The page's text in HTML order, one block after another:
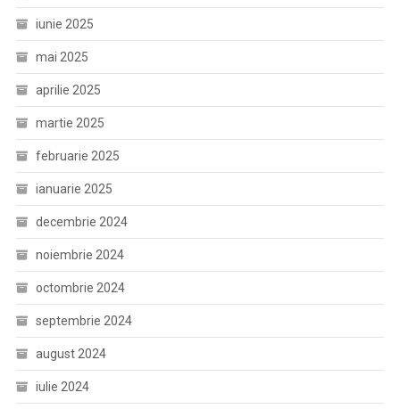
iunie 2025
mai 2025
aprilie 2025
martie 2025
februarie 2025
ianuarie 2025
decembrie 2024
noiembrie 2024
octombrie 2024
septembrie 2024
august 2024
iulie 2024